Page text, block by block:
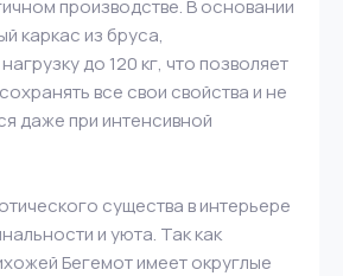
производстве. В основании
каркас из бруса,
до 120 кг, что позволяет
все свои свойства и не
даже при интенсивной
существа в интерьере
и уюта. Так как
Бегемот имеет округлые